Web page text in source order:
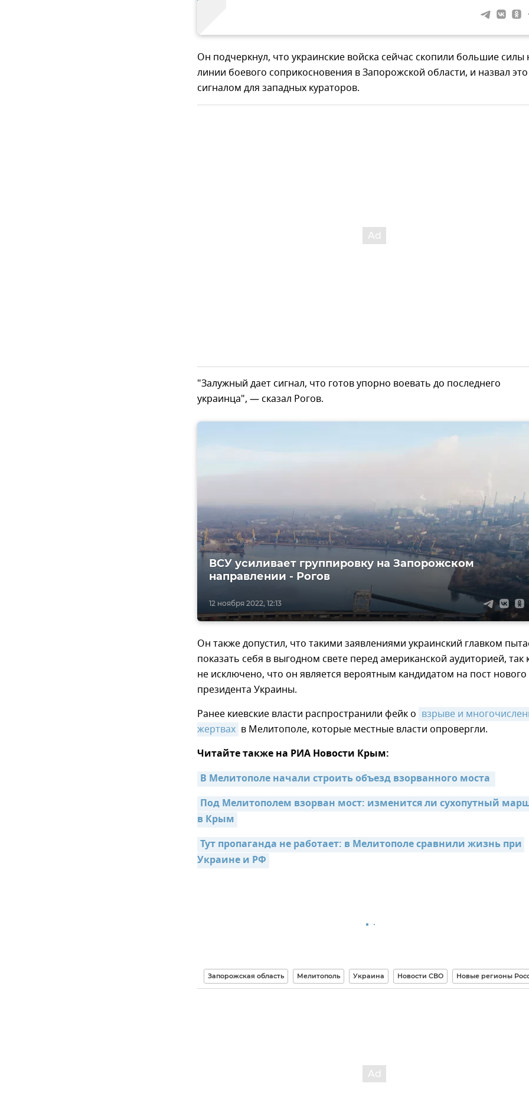
Он подчеркнул, что украинские войска сейчас скопили большие силы
линии боевого соприкосновения в Запорожской области, и назвал это
сигналом для западных кураторов.
"Залужный дает сигнал, что готов упорно воевать до последнего
украинца", — сказал Рогов.
12 ноября 2022, 12:13
ВСУ усиливает группировку на Запорожском
направлении - Рогов
Он также допустил, что такими заявлениями украинский главком
показать себя в выгодном свете перед американской аудиторией, так
не исключено, что он является вероятным кандидатом на пост нового
президента Украины.
Ранее киевские власти распространили фейк о взрыве и
жертвах в Мелитополе, которые местные власти опровергли.
Читайте также на РИА Новости Крым:
В Мелитополе начали строить объезд взорванного моста
Под Мелитополем взорван мост: изменится ли сухопутный
в Крым
Тут пропаганда не работает: в Мелитополе сравнили жизнь при
Украине и РФ
Запорожская область Мелитополь Украина Новости СВО Новые регионы